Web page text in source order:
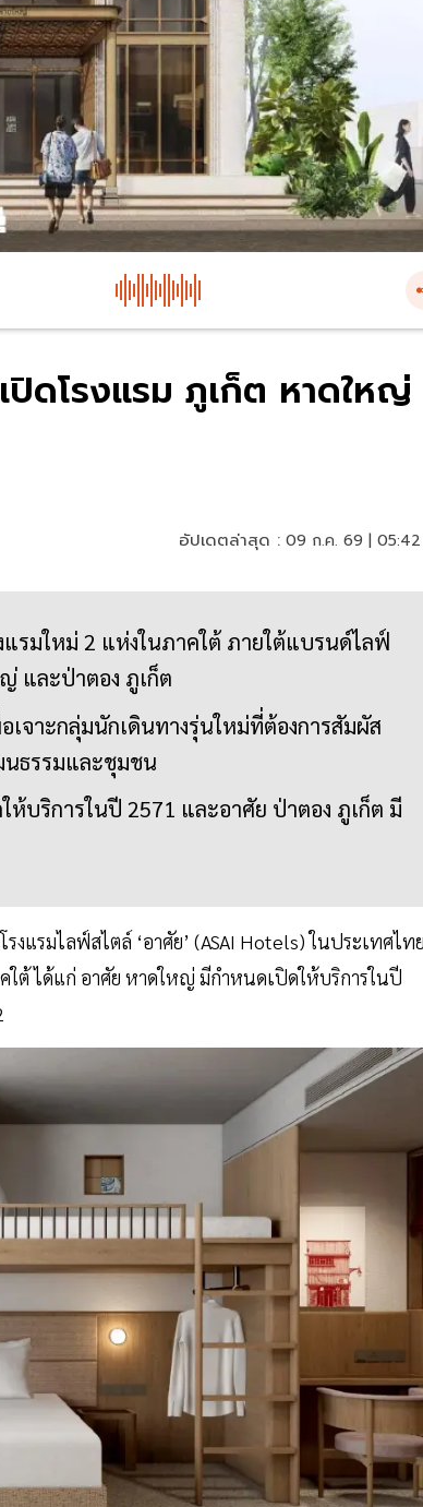
ดโรงแรม ภูเก็ต หาดใหญ่
อัปเดตล่าสุด : 09 ก.ค. 69 |
รมใหม่ 2 แห่งในภาคใต้ ภายใต้แบรนด์ไลฟ์
และป่าตอง ภูเก็ต
จาะกลุ่มนักเดินทางรุ่นใหม่ที่ต้องการสัมผัส
ธรรมและชุมชน
บริการในปี 2571 และอาศัย ป่าตอง ภูเก็ต มี
แรมไลฟ์สไตล์ ‘อาศัย’ (ASAI Hotels) ในประเทศไท
ใต้ ได้แก่ อาศัย หาดใหญ่ มีกำหนดเปิดให้บริการในปี